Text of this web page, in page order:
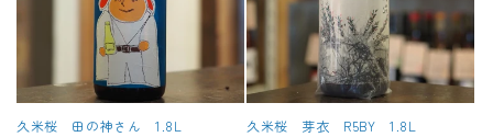
久米桜 田の神さん 1.8L 久米桜 芽衣 R5BY 1.8L